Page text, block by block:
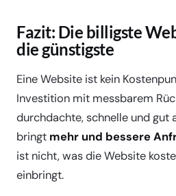
Fazit: Die billigste
die günstigste
Eine Website ist kein
Investition mit messbarem
durchdachte, schnelle und gut
bringt mehr und bessere
ist nicht, was die Website
einbringt.